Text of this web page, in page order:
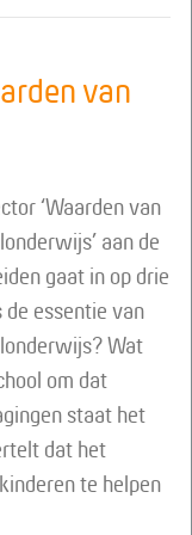
van
‘Waarden van
aan de
gaat in op drie
essentie van
Wat
om dat
staat het
dat het
te helpen